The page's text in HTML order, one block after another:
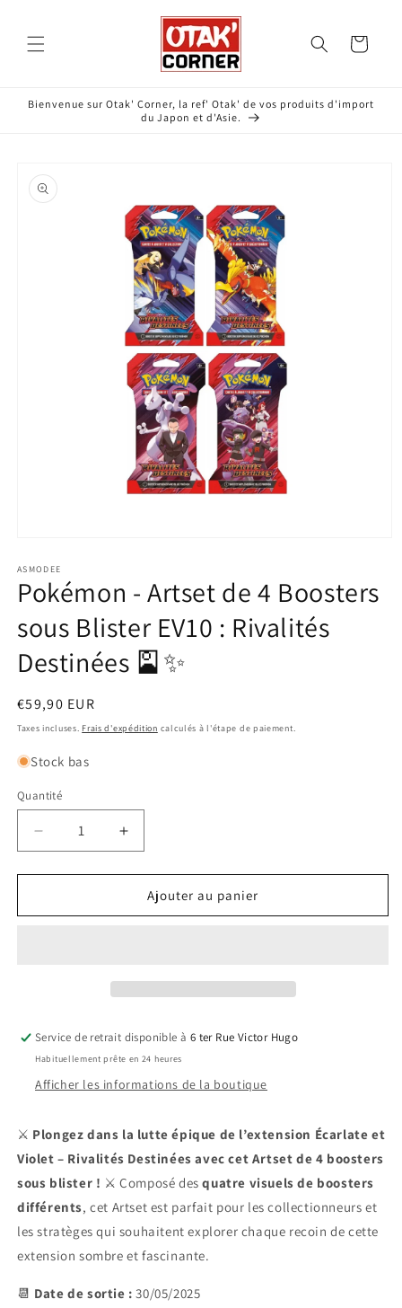
au
contenu
Panier
Bienvenue sur Otak' Corner, la ref' Otak' de vos produits d'import
du Japon et d'Asie.
informations
produits
média
1
dans
fenêtre
modale
ASMODEE
Pokémon - Artset de 4 Boosters
sous Blister EV10 : Rivalités
Destinées 🎴✨
Prix
habituel
€59,90 EUR
Taxes incluses. Frais d'expédition calculés à l'étape de paiement.
Stock bas
Quantité
Réduire
la
quantité
Pokémon
Blister
EV10
:
🎴
✨
Augmenter
la
quantité
Pokémon
Blister
EV10
:
🎴
✨
Ajouter au panier
Service de retrait disponible à 6 ter Rue Victor Hugo
Habituellement prête en 24 heures
Afficher les informations de la boutique
⚔️ Plongez dans la lutte épique de l’extension Écarlate et
Violet – Rivalités Destinées avec cet Artset de 4 boosters
sous blister ! ⚔️ Composé desquatre visuels de boosters
différents, cet Artset est parfait pour les collectionneurs et
les stratèges qui souhaitent explorer chaque recoin de cette
extension sombre et fascinante.
📆 Date de sortie : 30/05/2025